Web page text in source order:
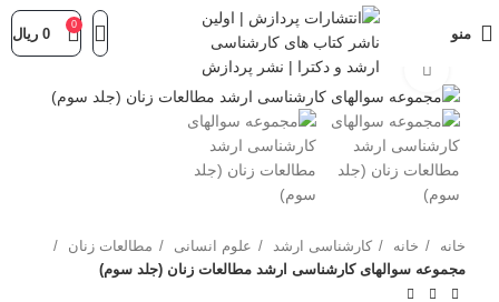
منو
0
0 ریال
برای بزرگنمایی کلیک کنید
خانه خانه کارشناسی ارشد علوم انسانی
مطالعات زنان
مجموعه سوالهای کارشناسی ارشد مطالعات زنان (جلد سوم)